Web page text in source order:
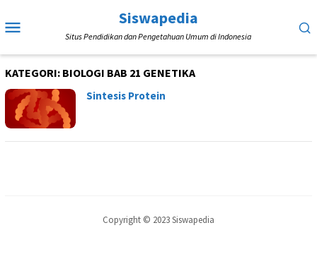
ke
Mobile
Siswapedia
Situs Pendidikan dan Pengetahuan Umum di Indonesia
KATEGORI: BIOLOGI BAB 21 GENETIKA
Sintesis Protein
Copyright © 2023 Siswapedia